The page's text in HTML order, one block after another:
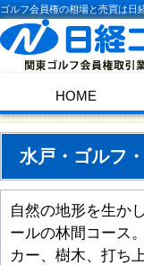
ゴルフ会員権の相場と売買は日
HOME
水戸・ゴルフ
自然の地形を生か
ールの林間コース
カー、樹木、打ち